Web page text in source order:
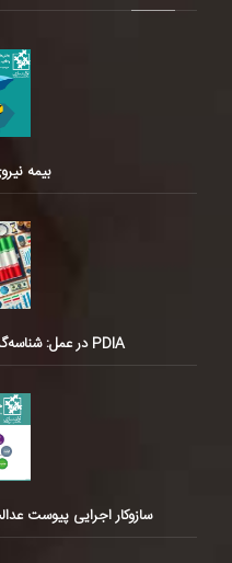
بیمه
PDIA در عمل: شناسه‌گذاری بودجه و طبقه‌بندی آن
سازوکار اجرایی پیوست